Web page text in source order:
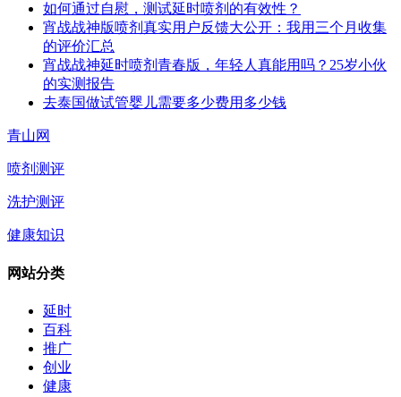
如何通过自慰，测试延时喷剂的有效性？
宵战战神版喷剂真实用户反馈大公开：我用三个月收集
的评价汇总
宵战战神延时喷剂青春版，年轻人真能用吗？25岁小伙
的实测报告
去泰国做试管婴儿需要多少费用多少钱
青山网
喷剂测评
洗护测评
健康知识
网站分类
延时
百科
推广
创业
健康